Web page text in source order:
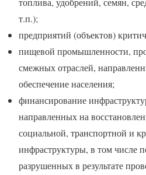
т.п.);
предприятий (объектов)
пищевой промышленности,
смежных отраслей,
обеспечение населения;
финансирование
направленных на
социальной, транспортной и
инфраструктуры, в том числе
разрушенных в результате